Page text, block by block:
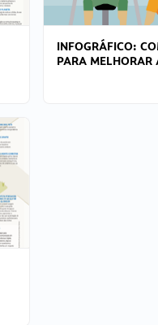
INFOGRÁFICO:
PARA